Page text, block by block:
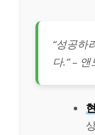
“성공하
다.” –